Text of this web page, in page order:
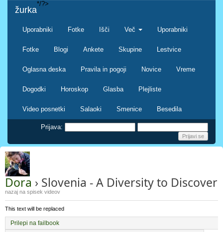
žurka
Uporabniki Fotke Išči Več Uporabniki
Fotke Blogi Ankete Skupine Lestvice
Oglasna deska Pravila in pogoji Novice Vreme
Dogodki Horoskop Glasba Plejliste
Video posnetki Salaoki Smenice Besedila
*/?>
Prijava:
Dora › Slovenia - A Diversity to Discover
nazaj na spisek videov
This text will be replaced
Prilepi na failbook